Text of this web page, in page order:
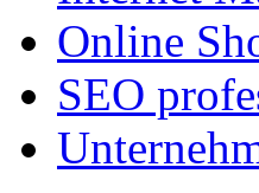
Online
SEO